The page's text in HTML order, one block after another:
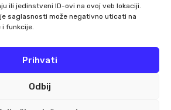
ili jedinstveni ID-ovi na ovoj veb lokaciji.
saglasnosti može negativno uticati na
funkcije.
Prihvati
Odbij